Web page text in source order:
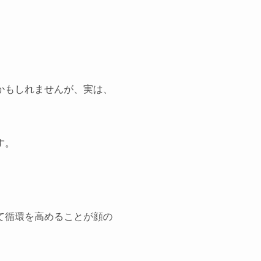
しれませんが、実は、
循環を高めることが顔の